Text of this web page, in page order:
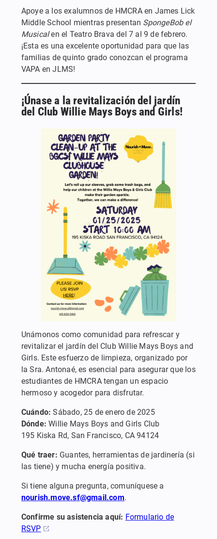
Apoye a los exalumnos de HMCRA en James Lick
Middle School mientras presentan SpongeBob el
Musicalen el Teatro Brava del 7 al 9 de febrero.
¡Esta es una excelente oportunidad para que las
familias de quinto grado conozcan el programa
VAPA en JLMS!
¡Únase a la revitalización del jardín
del Club Willie Mays Boys and Girls!
Unámonos como comunidad para refrescar y
revitalizar el jardín del Club Willie Mays Boys and
Girls. Este esfuerzo de limpieza, organizado por
la Sra. Antonaé, es esencial para asegurar que los
estudiantes de HMCRA tengan un espacio
hermoso y acogedor para disfrutar.
Cuándo: Sábado, 25 de enero de 2025
Dónde: Willie Mays Boys and Girls Club
195 Kiska Rd, San Francisco, CA 94124
Qué traer: Guantes, herramientas de jardinería (si
las tiene) y mucha energía positiva.
Si tiene alguna pregunta, comuníquese a
nourish.move.sf@gmail.com.
Confirme su asistencia aquí: Formulario de
RSVP